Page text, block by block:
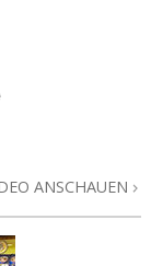
ANSCHAUEN